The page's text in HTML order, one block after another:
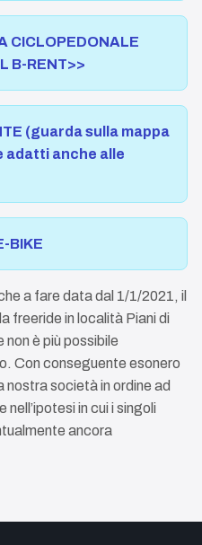
CICLOPEDONALE
B-RENT>>
(guarda sulla mappa
adatti anche alle
BIKE
a fare data dal 1/1/2021, il
freeride in località Piani di
non è più possibile
Con conseguente esonero
nostra società in ordine ad
in cui i singoli
ancora